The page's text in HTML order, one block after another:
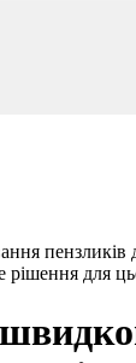
пензликів
рішення для